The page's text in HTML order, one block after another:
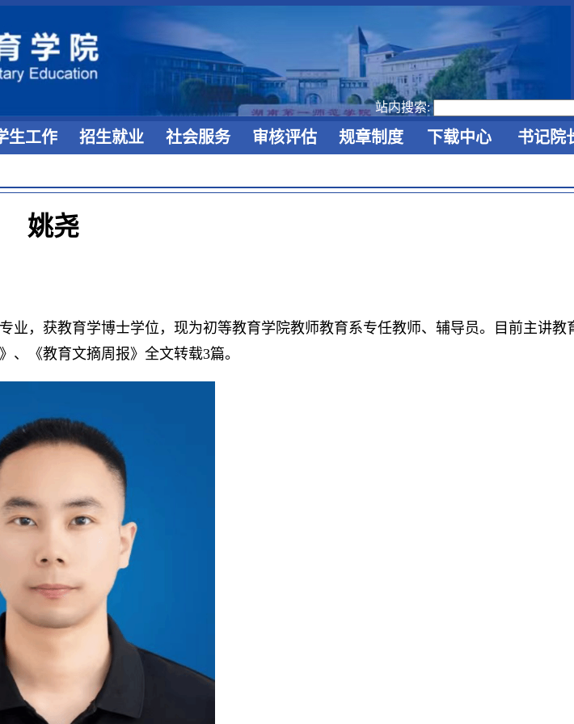
站内搜索:
生工作 招生就业 社会服务 审核评估 规章制度 下载中心 书记院
姚尧
业，获教育学博士学位，现为初等教育学院教师教育系专任教师、辅导员。目前主讲教
《教育文摘周报》全文转载3篇。